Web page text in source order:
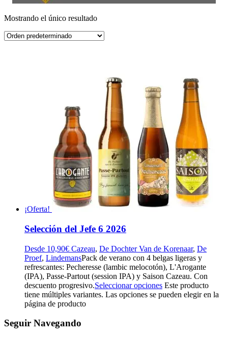
Mostrando el único resultado
¡Oferta!
Selección del Jefe 6 2026
Desde 10,90€ Cazeau, De Dochter Van de Korenaar, De
Proef, LindemansPack de verano con 4 belgas ligeras y
refrescantes: Pecheresse (lambic melocotón), L'Arogante
(IPA), Passe-Partout (session IPA) y Saison Cazeau. Con
descuento progresivo.Seleccionar opciones Este producto
tiene múltiples variantes. Las opciones se pueden elegir en la
página de producto
Seguir Navegando